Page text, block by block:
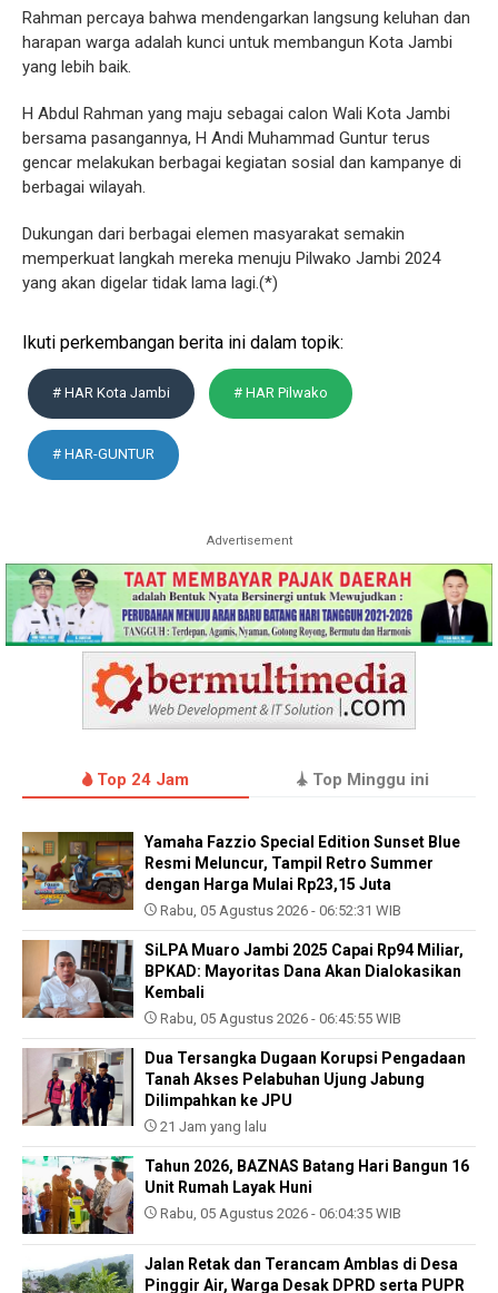
Rahman percaya bahwa mendengarkan langsung keluhan dan
harapan warga adalah kunci untuk membangun Kota Jambi
yang lebih baik.
H Abdul Rahman yang maju sebagai calon Wali Kota Jambi
bersama pasangannya, H Andi Muhammad Guntur terus
gencar melakukan berbagai kegiatan sosial dan kampanye di
berbagai wilayah.
Dukungan dari berbagai elemen masyarakat semakin
memperkuat langkah mereka menuju Pilwako Jambi 2024
yang akan digelar tidak lama lagi.(*)
Ikuti perkembangan berita ini dalam topik:
# HAR Kota Jambi # HAR Pilwako
# HAR-GUNTUR
Advertisement
Top 24 Jam Top Minggu ini
Yamaha Fazzio Special Edition Sunset Blue
Resmi Meluncur, Tampil Retro Summer
dengan Harga Mulai Rp23,15 Juta
Rabu, 05 Agustus 2026 - 06:52:31 WIB
SiLPA Muaro Jambi 2025 Capai Rp94 Miliar,
BPKAD: Mayoritas Dana Akan Dialokasikan
Kembali
Rabu, 05 Agustus 2026 - 06:45:55 WIB
Dua Tersangka Dugaan Korupsi Pengadaan
Tanah Akses Pelabuhan Ujung Jabung
Dilimpahkan ke JPU
21 Jam yang lalu
Tahun 2026, BAZNAS Batang Hari Bangun 16
Unit Rumah Layak Huni
Rabu, 05 Agustus 2026 - 06:04:35 WIB
Jalan Retak dan Terancam Amblas di Desa
Pinggir Air, Warga Desak DPRD serta PUPR